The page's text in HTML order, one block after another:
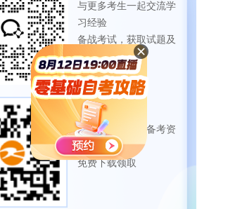
与更多考生一起交流学
习经验
备战考试，获取试题及
资料
扫码下载APP
海量历年试题、备考资
料
免费下载领取